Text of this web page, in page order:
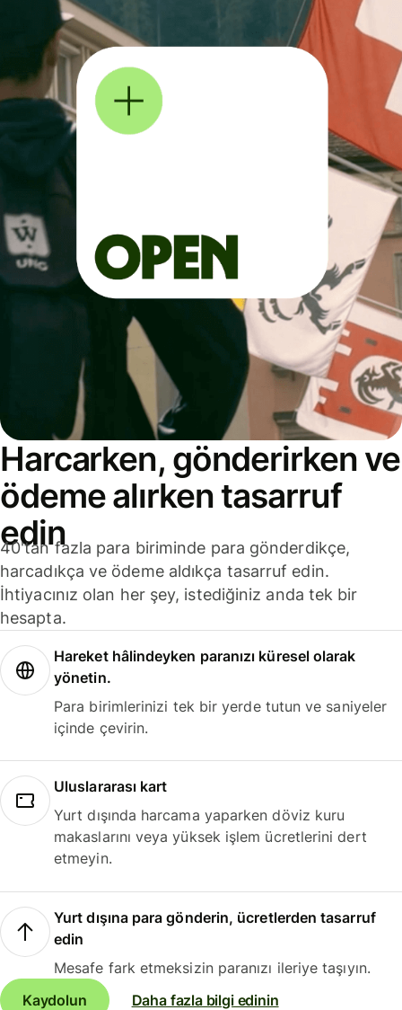
Harcarken, gönderirken ve
ödeme alırken tasarruf
edin
40'tan fazla para biriminde para gönderdikçe,
harcadıkça ve ödeme aldıkça tasarruf edin.
İhtiyacınız olan her şey, istediğiniz anda tek bir
hesapta.
Hareket hâlindeyken paranızı küresel olarak
yönetin.
Para birimlerinizi tek bir yerde tutun ve saniyeler
içinde çevirin.
Uluslararası kart
Yurt dışında harcama yaparken döviz kuru
makaslarını veya yüksek işlem ücretlerini dert
etmeyin.
Yurt dışına para gönderin, ücretlerden tasarruf
edin
Mesafe fark etmeksizin paranızı ileriye taşıyın.
Kaydolun
Daha fazla bilgi edinin